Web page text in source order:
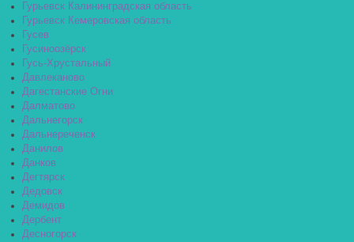
Гурьевск Калининградская область
Гурьевск Кемеровская область
Гусев
Гусиноозёрск
Гусь-Хрустальный
Давлеканово
Дагестанские Огни
Далматово
Дальнегорск
Дальнереченск
Данилов
Данков
Дегтярск
Дедовск
Демидов
Дербент
Десногорск